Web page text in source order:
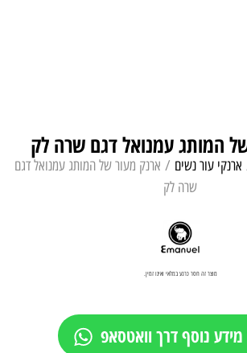
המותג עמנואל דגם שרה לק
ארנקי עור נשים / ארנק מעור של המותג עמנואל דגם
שרה לק
מוצר זה חסר כרגע במלאי ואינו זמין.
נוסף דרך וואטסאפ